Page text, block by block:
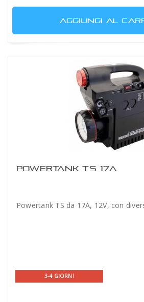
AGGIUNGI AL
POWERTANK TS 17A
Powertank TS da 17A, 12V, con
3-4 GIORNI